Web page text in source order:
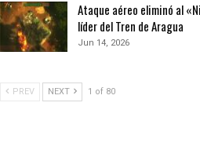
Ataque aéreo eliminó al
líder del Tren de Aragua
Jun 14, 2026
PREV NEXT 1 of 80